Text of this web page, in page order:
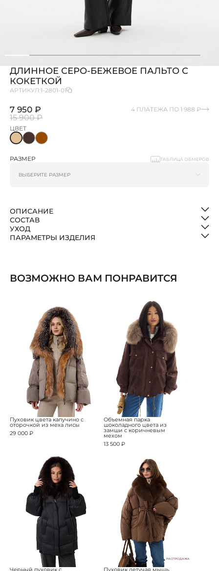
ДЛИННОЕ СЕРО-БЕЖЕВОЕ ПАЛЬТО С
КОКЕТКОЙ
АРТИКУЛ:1-2801-01
7 950 ₽
15 900 ₽
4 ПЛАТЕЖА ПО 1 988 ₽
ЦВЕТ
РАЗМЕР ТАБЛИЦА ОБМЕРОВ
ОПИСАНИЕ
СОСТАВ
УХОД
ПАРАМЕТРЫ ИЗДЕЛИЯ
ВОЗМОЖНО ВАМ ПОНРАВИТСЯ
Пуховик цвета капучино с
оторочкой из меха лисы
29 000 ₽
Объемная парка
шоколадного цвета из
замши с коричневым
мехом
13 500 ₽
Черный пуховик с
РАСПРОДАЖА
Пуховик летучая мышь